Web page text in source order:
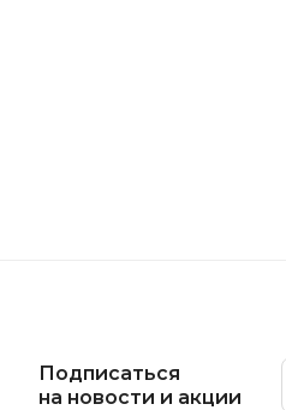
Подписаться
на новости и акции